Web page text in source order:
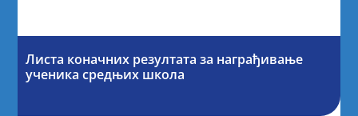
Листа коначних резултата за награђивање
ученика средњих школа